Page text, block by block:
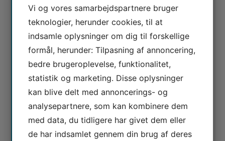
kontaktformularen
Vi og vores samarbejdspartnere bruger
teknologier, herunder cookies, til at
indsamle oplysninger om dig til forskellige
formål, herunder: Tilpasning af annoncering,
bedre brugeroplevelse, funktionalitet,
statistik og marketing. Disse oplysninger
kan blive delt med annoncerings- og
analysepartnere, som kan kombinere dem
med data, du tidligere har givet dem eller
de har indsamlet gennem din brug af deres